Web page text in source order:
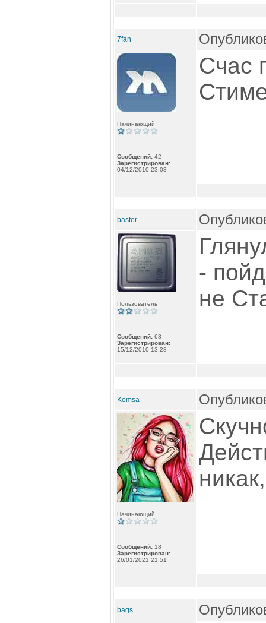
7fan
Начинающий
Сообщений: 42
Зарегистрирован:
04/12/2010 23:03
Счас
baster
Пользователь
Сообщений: 68
Зарегистрирован:
15/12/2010 13:28
-
не
Komsa
Начинающий
Сообщений: 18
Зарегистрирован:
26/01/2021 21:51
bags